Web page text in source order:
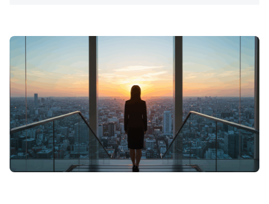
想セッション。理性を使って未来を構想し、
人生を能動的に設計する方法を学べます。
特別ウェビナーをチェック